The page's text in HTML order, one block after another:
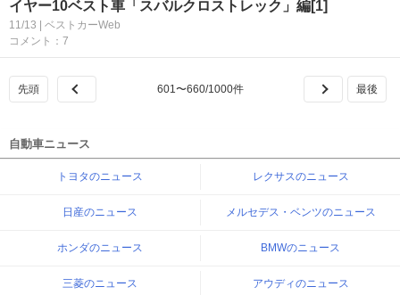
イヤー10ベスト車「スバルクロストレック」編[1]
11/13 | ベストカーWeb
コメント：7
601〜660/1000件
自動車ニュース
トヨタのニュース レクサスのニュース
日産のニュース メルセデス・ベンツのニュース
ホンダのニュース BMWのニュース
三菱のニュース アウディのニュース